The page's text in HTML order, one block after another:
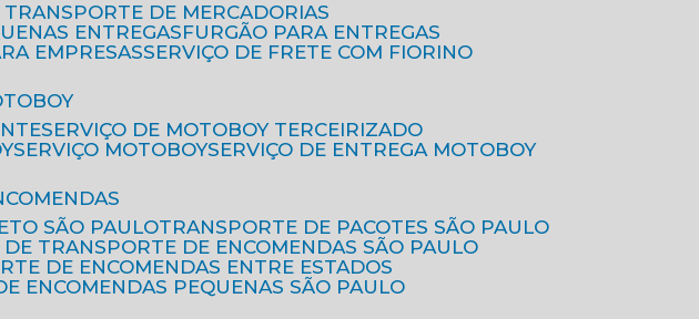
TRANSPORTE DE MERCADORIAS
ENTREGAS
FURGÃO PARA ENTREGAS
EMPRESAS
SERVIÇO DE FRETE COM FIORINO
SERVIÇO DE MOTOBOY TERCEIRIZADO
SERVIÇO MOTOBOY
SERVIÇO DE ENTREGA MOTOBOY
SÃO PAULO
TRANSPORTE DE PACOTES SÃO PAULO
DE TRANSPORTE DE ENCOMENDAS SÃO PAULO
DE ENCOMENDAS ENTRE ESTADOS
ENCOMENDAS PEQUENAS SÃO PAULO